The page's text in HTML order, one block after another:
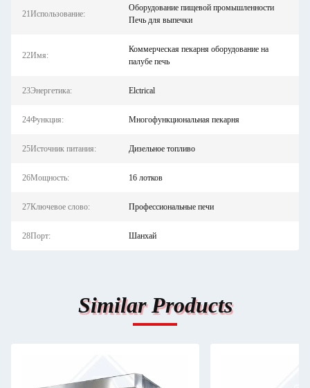
21Использование:
Оборудование пищевой промышленности
Печь для выпечки
22Имя:
Коммерческая пекарня оборудование на
палубе печь
23Энергетика: Elctrical
24Функция: Многофункциональная пекарня
25Источник питания: Дизельное топливо
26Мощность: 16 лотков
27Ключевое слово: Профессиональные печи
28Порт: Шанхай
Similar Products